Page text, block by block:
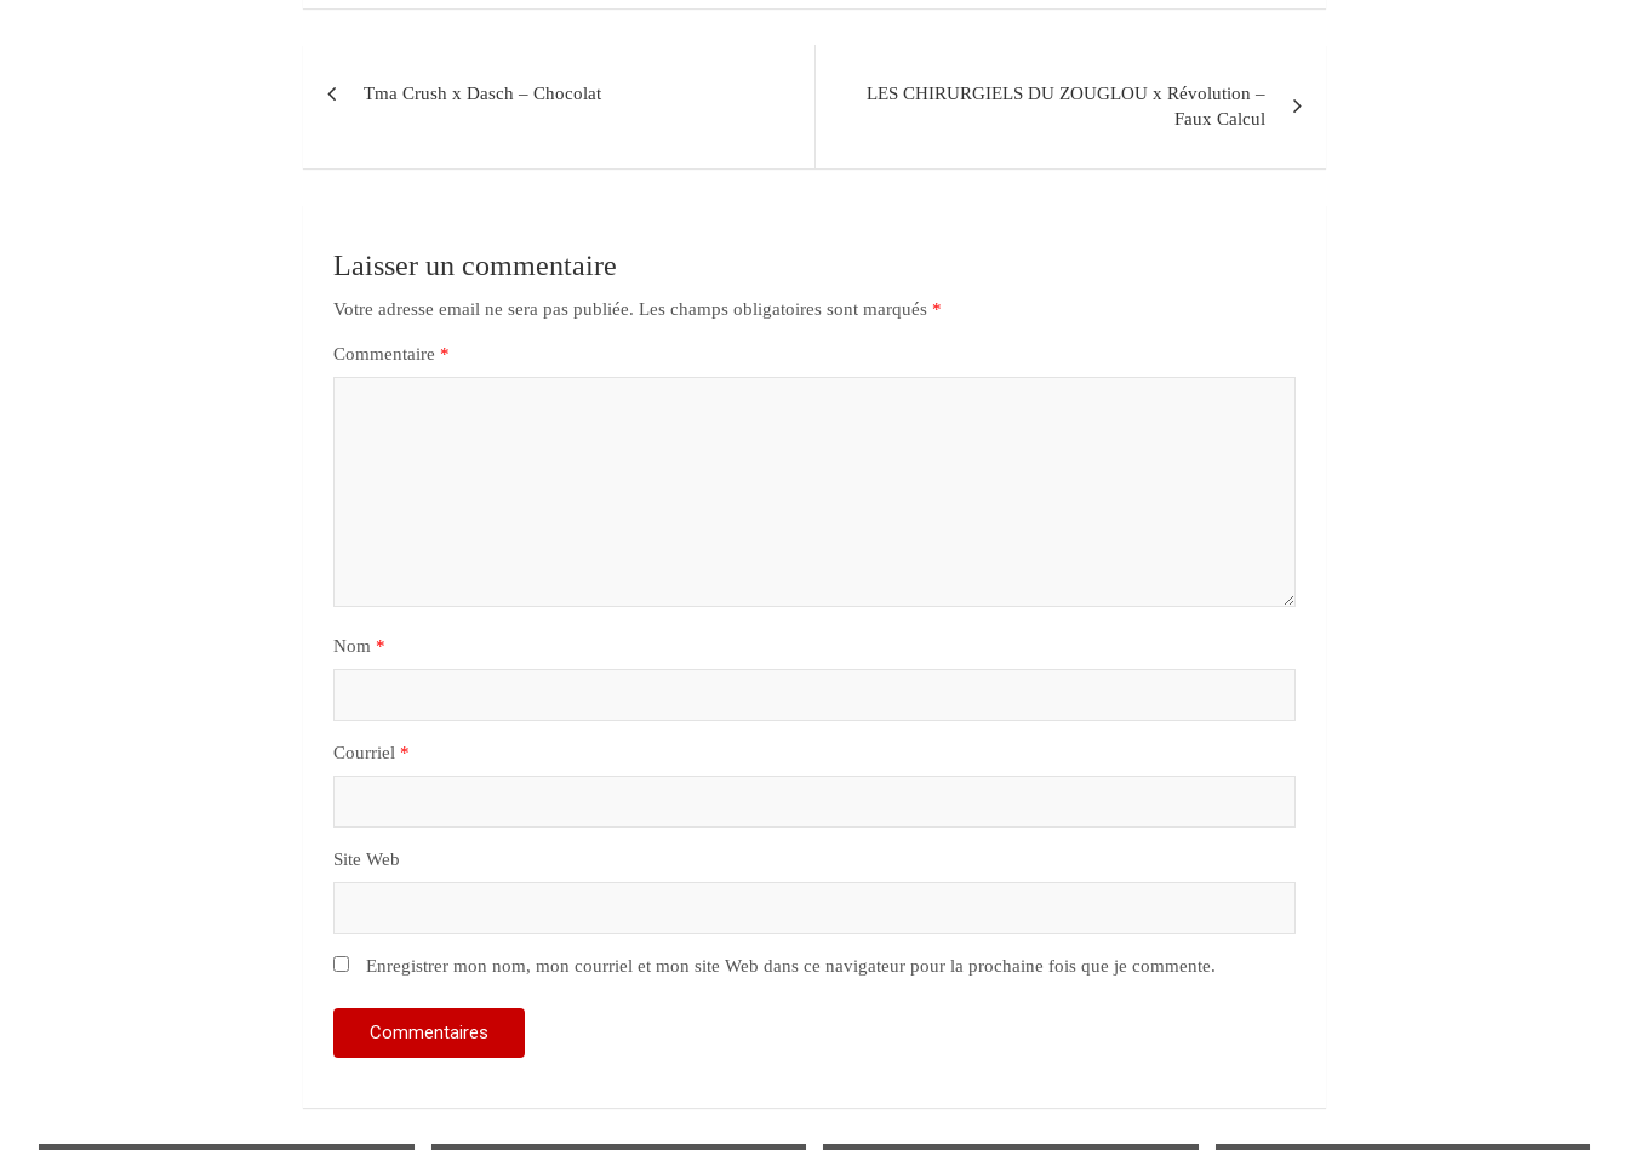
Tma Crush x Dasch – Chocolat
LES CHIRURGIELS DU ZOUGLOU x Révolution –
Faux Calcul
Laisser un commentaire
Votre adresse email ne sera pas publiée. Les champs obligatoires sont marqués *
Commentaire *
Nom *
Courriel *
Site Web
Enregistrer mon nom, mon courriel et mon site Web dans ce navigateur pour la prochaine fois que je commente.